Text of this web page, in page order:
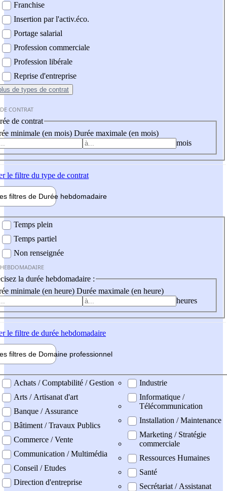
Franchise
Insertion par l'activ.éco.
Portage salarial
Profession commerciale
Profession libérale
Reprise d'entreprise
de types de contrat
CONTRAT
de contrat
minimale (en mois) Durée maximale (en mois)
mois
le filtre du type de contrat
filtres de Durée hebdomadaire
Temps plein
Temps partiel
Non renseignée
la durée hebdomadaire :
minimale (en heure) Durée maximale (en heure)
heures
le filtre de durée hebdomadaire
filtres de Domaine professionnel
professionel
Achats / Comptabilité / Gestion
Arts / Artisanat d'art
Banque / Assurance
Bâtiment / Travaux Publics
Commerce / Vente
Communication / Multimédia
Conseil / Etudes
Direction d'entreprise
Industrie
Informatique /
Télécommunication
Installation / Maintenance
Marketing / Stratégie
commerciale
Ressources Humaines
Santé
Secrétariat / Assistanat